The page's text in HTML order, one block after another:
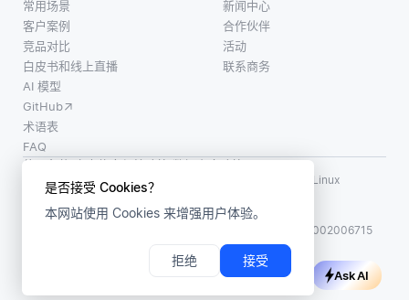
是否接受 Cookies？
本网站使用 Cookies 来增强用户体验。
拒绝 接受
常用场景
客户案例
竞品对比
白皮书和线上直播
AI 模型
GitHub
术语表
FAQ
新闻中心
合作伙伴
活动
联系商务
使用条款·个人信息保护政策·数据安全政策
LF AI、LF AI & Data、Milvus，以及相关的开源项目名称为 Linux
Foundation 所有商标
版权所有 ©2026 上海赜睿信息科技有限公司保留所有权利
沪公网安备31011002006715
Ask AI